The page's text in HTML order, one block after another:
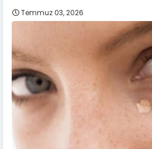
Temmuz 03, 2026